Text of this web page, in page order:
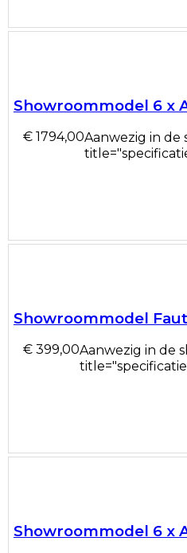
Showroommodel 6 x
€ 1794,00Aanwezig in de
Showroommodel
€ 399,00Aanwezig in de
Showroommodel 6 x